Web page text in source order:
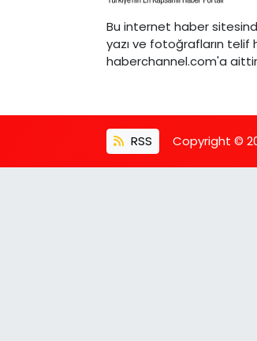
Bu internet haber
yazı ve fotoğrafların telif
haberchannel.com'a
RSS Copyright ©